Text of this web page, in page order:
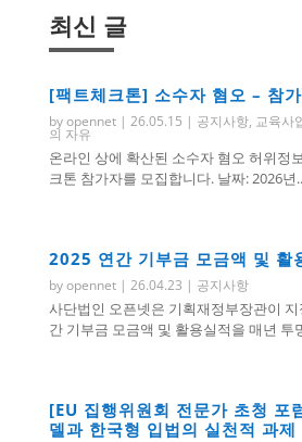
최신 글
[팩트체크톤] 소수자 혐오 – 참
byopennet| 26.05.15 | 공지사항, 교육사
의 자유
온라인 상에 확산된 소수자 혐오 허위정
크톤 참가자를 모집합니다. 날짜: 2026년
2025 연간 기부금 모금액 및 활
byopennet| 26.04.23 | 공지사항
사단법인 오픈넷은 기획재정부장관이
간 기부금 모금액 및 활용실적을 매년 투
[EU 집행위원회 전문가 초청 포
델과 한국형 입법의 실천적 과제